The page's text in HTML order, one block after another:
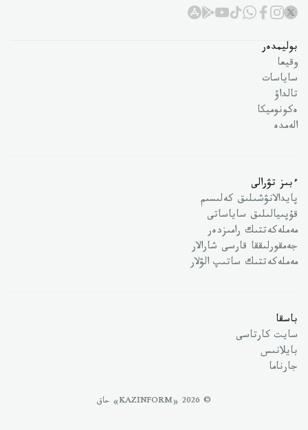
بوليمدەر
وقيعا
ساياسات
تالداۋ
ەكونوميكا
الەمدە
ءبىز تۋرالى
پايدالانۋشىلىق كەلىسىم
قۇپىيالىلىق ساياساتى
مەملەكەتتىك رامىزدەر
جەمقورلىققا قارسى شارالار
مەملەكەتتىك ساتىپ الۋلار
باسقا
سايت كارتاسى
بايلانىس
جارناما
© 2026 «KAZINFORM» حاق